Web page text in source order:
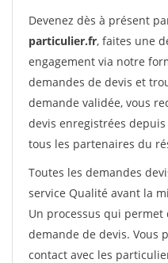
Devenez dès à présent
particulier.fr, faites une
engagement via notre
demandes de devis et
demande validée, vous
devis enregistrées
tous les partenaires du
Toutes les demandes
service Qualité avant la
Un processus qui
demande de devis. Vous
contact avec les